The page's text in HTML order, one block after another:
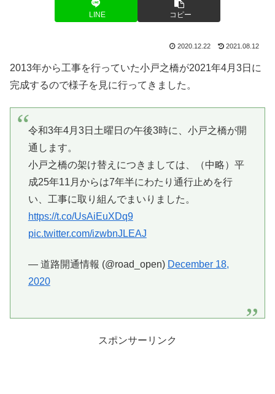
LINE コピー
2020.12.22 2021.08.12
2013年から工事を行っていた小戸之橋が2021年4月3日に
完成するので様子を見に行ってきました。
令和3年4月3日土曜日の午後3時に、小戸之橋が開
通します。
小戸之橋の架け替えにつきましては、（中略）平
成25年11月からは7年半にわたり通行止めを行
い、工事に取り組んでまいりました。
https://t.co/UsAiEuXDq9
pic.twitter.com/izwbnJLEAJ
— 道路開通情報 (@road_open) December 18,
2020
スポンサーリンク